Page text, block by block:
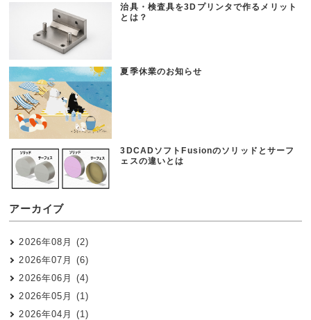
治具・検査具を3Dプリンタで作るメリット
とは？
夏季休業のお知らせ
3DCADソフトFusionのソリッドとサーフ
ェスの違いとは
アーカイブ
2026年08月 (2)
2026年07月 (6)
2026年06月 (4)
2026年05月 (1)
2026年04月 (1)